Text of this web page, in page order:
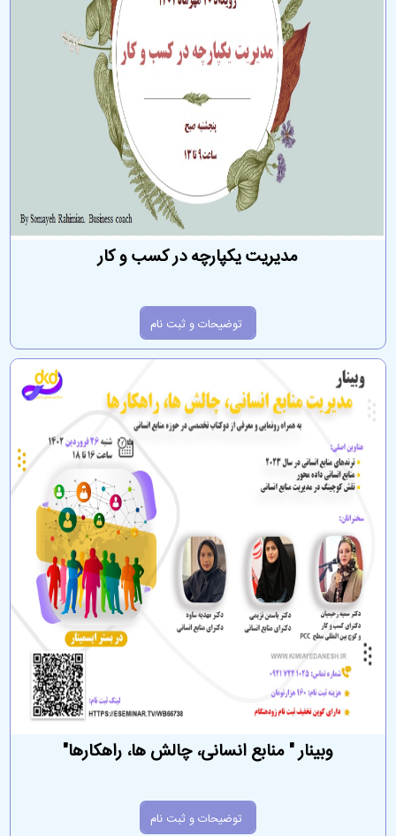
مدیریت یکپارچه در کسب و کار
توضیحات و ثبت نام
وبینار " منابع انسانی، چالش ها، راهکارها"
توضیحات و ثبت نام